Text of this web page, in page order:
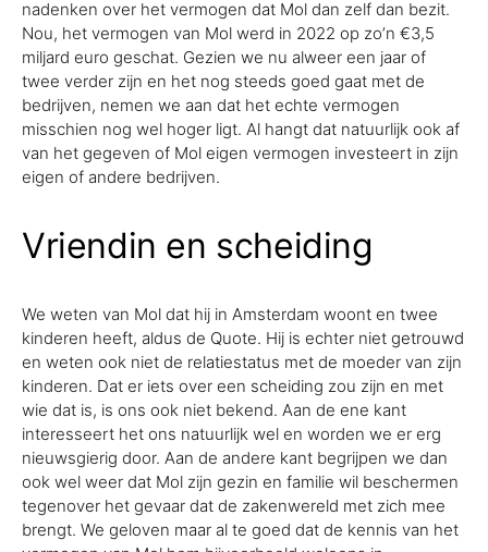
nadenken over het vermogen dat Mol dan zelf dan bezit.
Nou, het vermogen van Mol werd in 2022 op zo’n €3,5
miljard euro geschat. Gezien we nu alweer een jaar of
twee verder zijn en het nog steeds goed gaat met de
bedrijven, nemen we aan dat het echte vermogen
misschien nog wel hoger ligt. Al hangt dat natuurlijk ook af
van het gegeven of Mol eigen vermogen investeert in zijn
eigen of andere bedrijven.
Vriendin en scheiding
We weten van Mol dat hij in Amsterdam woont en twee
kinderen heeft, aldus de Quote. Hij is echter niet getrouwd
en weten ook niet de relatiestatus met de moeder van zijn
kinderen. Dat er iets over een scheiding zou zijn en met
wie dat is, is ons ook niet bekend. Aan de ene kant
interesseert het ons natuurlijk wel en worden we er erg
nieuwsgierig door. Aan de andere kant begrijpen we dan
ook wel weer dat Mol zijn gezin en familie wil beschermen
tegenover het gevaar dat de zakenwereld met zich mee
brengt. We geloven maar al te goed dat de kennis van het